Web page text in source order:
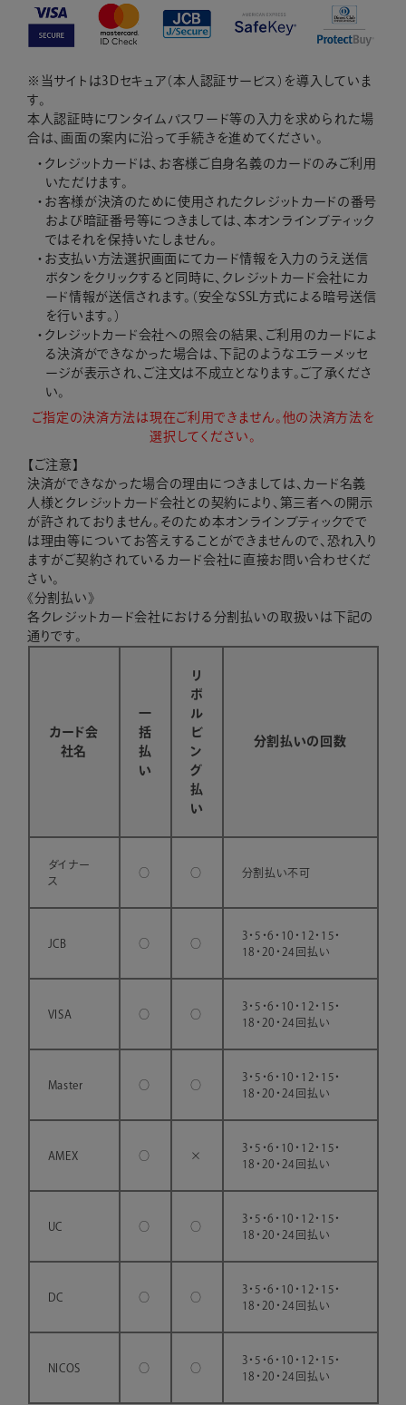
※当サイトは3Dセキュア（本人認証サービス） を導入していま
す。
本人認証時にワンタイムパスワード等の入力を求められた場
合は、画面の案内に沿って手続きを進めてください。
クレジットカードは、お客様ご自身名義のカードのみご利用
いただけます。
お客様が決済のために使用されたクレジットカードの番号
および暗証番号等につきましては、本オンラインブティック
ではそれを保持いたしません。
お支払い方法選択画面にてカード情報を入力のうえ送信
ボタンをクリックすると同時に、クレジットカード会社にカ
ード情報が送信されます。（安全なSSL方式による暗号送信
を行います。）
クレジットカード会社への照会の結果、ご利用のカードによ
る決済ができなかった場合は、下記のようなエラーメッセ
ージが表示され、ご注文は不成立となります。ご了承くださ
い。
ご指定の決済方法は現在ご利用できません。他の決済方法を
選択してください。
【ご注意】
決済ができなかった場合の理由につきましては、カード名義
人様とクレジットカード会社との契約により、第三者への開示
が許されておりません。そのため本オンラインブティックでで
は理由等についてお答えすることができませんので、恐れ入り
ますがご契約されているカード会社に直接お問い合わせくだ
さい。
《分割払い》
各クレジットカード会社における分割払いの取扱いは下記の
通りです。
カード会
社名
一
括
払
い
リ
ボ
ル
ビ
ン
グ
払
い
分割払いの回数
ダイナー
ス
○ ○ 分割払い不可
JCB ○ ○
3・5・6・10・12・15・
18・20・24回払い
VISA ○ ○
3・5・6・10・12・15・
18・20・24回払い
Master ○ ○
3・5・6・10・12・15・
18・20・24回払い
AMEX ○ ×
3・5・6・10・12・15・
18・20・24回払い
UC ○ ○
3・5・6・10・12・15・
18・20・24回払い
DC ○ ○
3・5・6・10・12・15・
18・20・24回払い
NICOS ○ ○
3・5・6・10・12・15・
18・20・24回払い